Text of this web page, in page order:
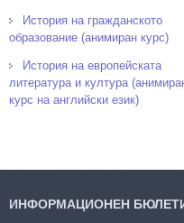
История на гражданското
образование (анимиран курс)
История на европейската
литература и култура
курс на английски език)
ИНФОРМАЦИОНЕН